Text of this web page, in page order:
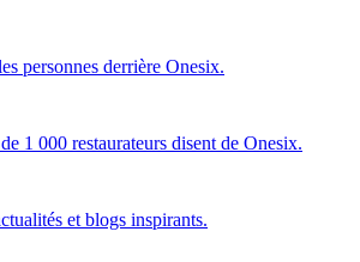
personnes derrière Onesix.
1 000 restaurateurs disent de Onesix.
et blogs inspirants.